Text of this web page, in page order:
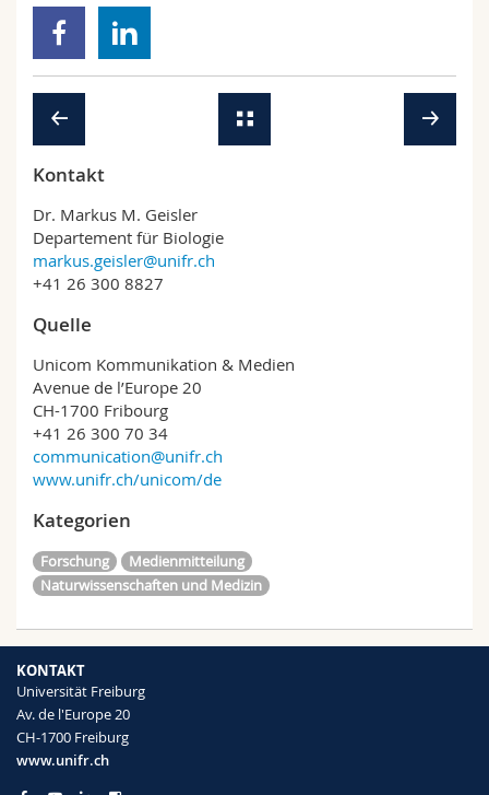
Kontakt
Dr. Markus M. Geisler
Departement für Biologie
markus.geisler@unifr.ch
+41 26 300 8827
Quelle
Unicom Kommunikation & Medien
Avenue de l’Europe 20
CH-1700 Fribourg
+41 26 300 70 34
communication@unifr.ch
www.unifr.ch/unicom/de
Kategorien
Forschung
Medienmitteilung
Naturwissenschaften und Medizin
KONTAKT
Universität Freiburg
Av. de l'Europe 20
CH-1700 Freiburg
www.unifr.ch